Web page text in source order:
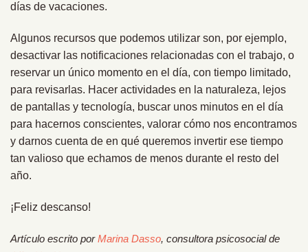
días de vacaciones.
Algunos recursos que podemos utilizar son, por ejemplo,
desactivar las notificaciones relacionadas con el trabajo, o
reservar un único momento en el día, con tiempo limitado,
para revisarlas. Hacer actividades en la naturaleza, lejos
de pantallas y tecnología, buscar unos minutos en el día
para hacernos conscientes, valorar cómo nos encontramos
y darnos cuenta de en qué queremos invertir ese tiempo
tan valioso que echamos de menos durante el resto del
año.
¡Feliz descanso!
Artículo escrito porMarina Dasso, consultora psicosocial de